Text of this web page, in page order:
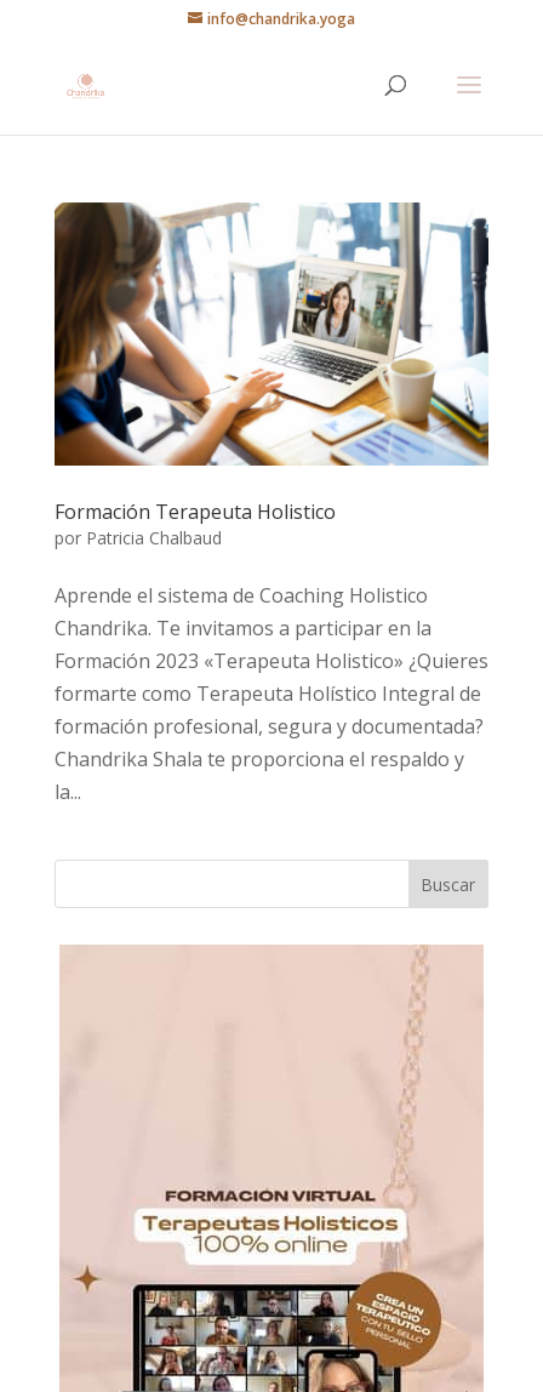
info@chandrika.yoga
Formación Terapeuta Holistico
por Patricia Chalbaud
Aprende el sistema de Coaching Holistico
Chandrika. Te invitamos a participar en la
Formación 2023 «Terapeuta Holistico» ¿Quieres
formarte como Terapeuta Holístico Integral de
formación profesional, segura y documentada?
Chandrika Shala te proporciona el respaldo y
la...